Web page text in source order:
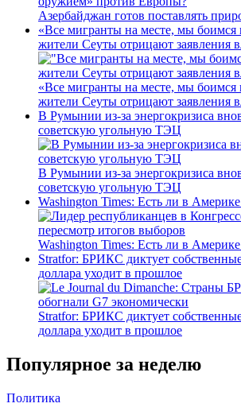
Азербайджан готов поставлять
«Все мигранты на месте, мы боимся
жители Сеуты отрицают заявления
«Все мигранты на месте, мы боимся
жители Сеуты отрицают заявления
В Румынии из-за энергокризиса
советскую угольную ТЭЦ
В Румынии из-за энергокризиса
советскую угольную ТЭЦ
Washington Times: Есть ли в
Washington Times: Есть ли в
Stratfor: БРИКС диктует
доллара уходит в прошлое
Stratfor: БРИКС диктует
доллара уходит в прошлое
Популярное за неделю
Политика